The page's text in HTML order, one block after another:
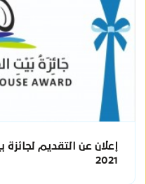
إعلان عن التقديم
2021